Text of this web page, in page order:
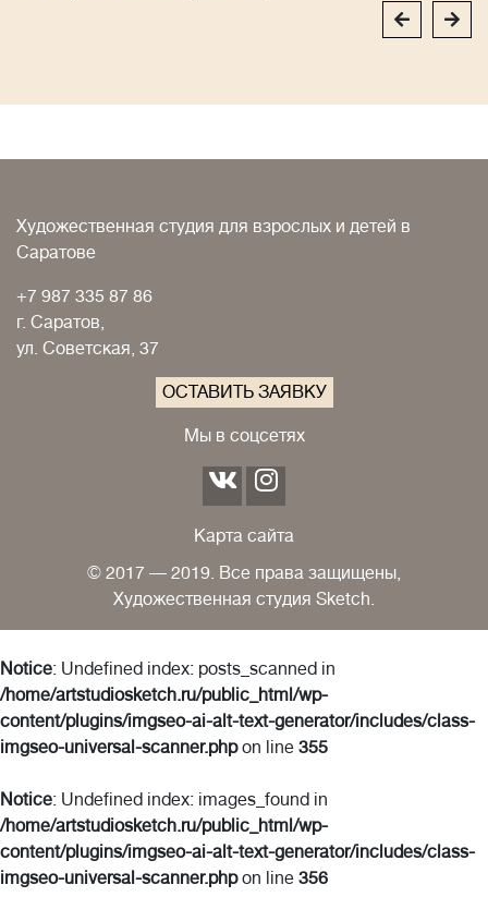
Художественная студия для взрослых и детей в
Саратове
+7 987 335 87 86
г. Саратов,
ул. Советская, 37
ОСТАВИТЬ ЗАЯВКУ
Мы в соцсетях
Карта сайта
© 2017 — 2019. Все права защищены,
Художественная студия Sketch.
Notice: Undefined index: posts_scanned in
/home/artstudiosketch.ru/public_html/wp-
content/plugins/imgseo-ai-alt-text-generator/includes/class-
imgseo-universal-scanner.phpon line 355
Notice: Undefined index: images_found in
/home/artstudiosketch.ru/public_html/wp-
content/plugins/imgseo-ai-alt-text-generator/includes/class-
imgseo-universal-scanner.phpon line 356